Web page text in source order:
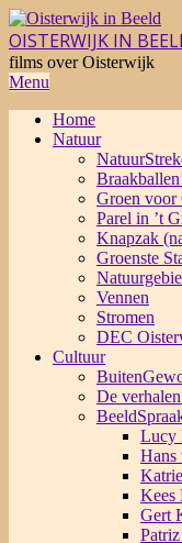
Skip
to
content
OISTERWIJK IN
films over Oisterwijk
Primary
Menu
Menu
Home
Natuur
Groen voor
Parel in ’t
Knapzak
Groenste
Vennen
Stromen
DEC
Cultuur
De
Lucy
Hans
Kees
Gert